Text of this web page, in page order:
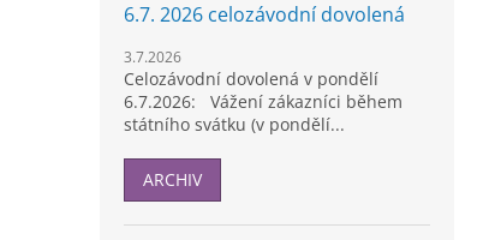
6.7. 2026 celozávodní dovolená
3.7.2026
Celozávodní dovolená v pondělí
6.7.2026: Vážení zákazníci během
státního svátku (v pondělí...
ARCHIV